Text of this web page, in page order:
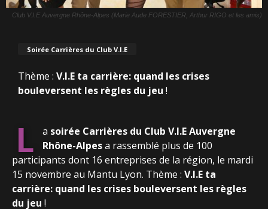
Club V.I.E Auvergne Rhône-Alpes (Marie Aude FORESTIER, Arthur RIGO et les amis)
Soirée Carrières du Club V.I.E
Thème : V.I.E ta carrière: quand les crises
bouleversent les règles du jeu !
L a soirée Carrières du Club V.I.E Auvergne
Rhône-Alpesa rassemblé plus de 100
participants dont 16 entreprises de la région, le mardi
15 novembre au Mantu Lyon. Thème : V.I.E ta
carrière: quand les crises bouleversent les règles
du jeu !